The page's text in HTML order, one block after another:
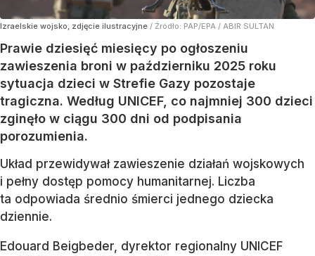
Izraelskie wojsko, zdjęcie ilustracyjne / Źródło: PAP/EPA / ABIR SULTAN
Prawie dziesięć miesięcy po ogłoszeniu
zawieszenia broni w październiku 2025 roku
sytuacja dzieci w Strefie Gazy pozostaje
tragiczna. Według UNICEF, co najmniej 300 dzieci
zginęło w ciągu 300 dni od podpisania
porozumienia.
Układ przewidywał zawieszenie działań wojskowych
i pełny dostęp pomocy humanitarnej. Liczba
ta odpowiada średnio śmierci jednego dziecka
dziennie.
Edouard Beigbeder, dyrektor regionalny UNICEF